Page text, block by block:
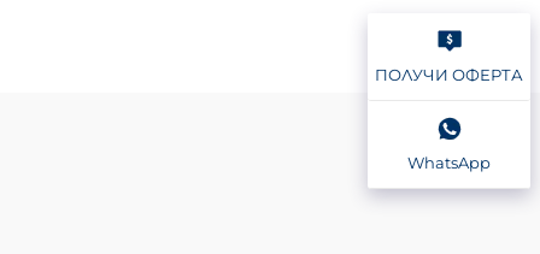
ПОЛУЧИ ОФЕРТА
WhatsApp